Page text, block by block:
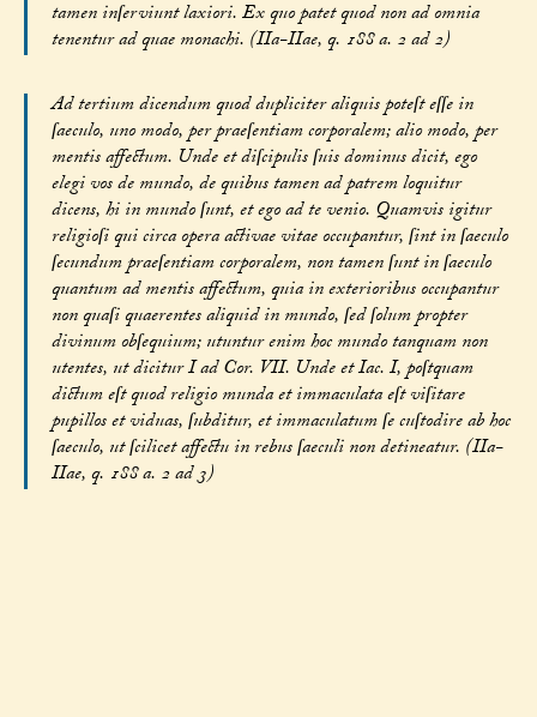
tamen inſerviunt laxiori. Ex quo patet quod non ad omnia
tenentur ad quae monachi. (IIa-IIae, q. 188 a. 2 ad 2)
Ad tertium dicendum quod dupliciter aliquis poteſt eſſe in
ſaeculo, uno modo, per praeſentiam corporalem; alio modo, per
mentis affectum. Unde et diſcipulis ſuis dominus dicit, ego
elegi vos de mundo, de quibus tamen ad patrem loquitur
dicens, hi in mundo ſunt, et ego ad te venio. Quamvis igitur
religioſi qui circa opera activae vitae occupantur, ſint in ſaeculo
ſecundum praeſentiam corporalem, non tamen ſunt in ſaeculo
quantum ad mentis affectum, quia in exterioribus occupantur
non quaſi quaerentes aliquid in mundo, ſed ſolum propter
divinum obſequium; utuntur enim hoc mundo tanquam non
utentes, ut dicitur I ad Cor. VII. Unde et Iac. I, poſtquam
dictum eſt quod religio munda et immaculata eſt viſitare
pupillos et viduas, ſubditur, et immaculatum ſe cuſtodire ab hoc
ſaeculo, ut ſcilicet affectu in rebus ſaeculi non detineatur. (IIa-
IIae, q. 188 a. 2 ad 3)